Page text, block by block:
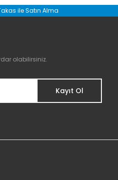
Bu ürüne ilk
ile Satın Alma
olabilirsiniz.
Kayıt Ol